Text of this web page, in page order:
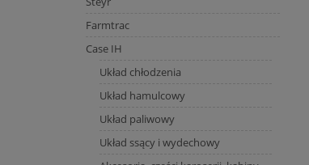
Farmtrac
Case IH
Układ chłodzenia
Układ hamulcowy
Układ paliwowy
Układ ssący i wydechowy